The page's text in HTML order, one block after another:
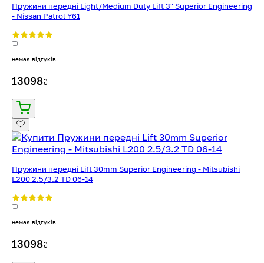
Пружини передні Light/Medium Duty Lift 3" Superior Engineering
- Nissan Patrol Y61
немає відгуків
13098₴
Пружини передні Lift 30mm Superior Engineering - Mitsubishi
L200 2.5/3.2 TD 06-14
немає відгуків
13098₴